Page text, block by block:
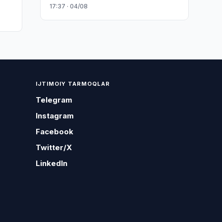
17:37 · 04/08
IJTIMOIY TARMOQLAR
Telegram
Instagram
Facebook
Twitter/X
LinkedIn